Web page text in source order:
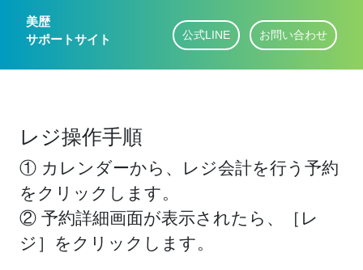
美歴
サポートサイト
公式LINE お問い合わせ
レジ操作手順
① カレンダーから、レジ会計を行う予約
をクリックします。
② 予約詳細画面が表示されたら、［レ
ジ］をクリックします。